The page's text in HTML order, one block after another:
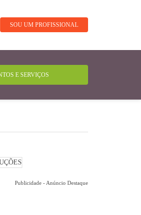
SOU UM PROFISSIONAL
Publicidade - Anúncio Destaque